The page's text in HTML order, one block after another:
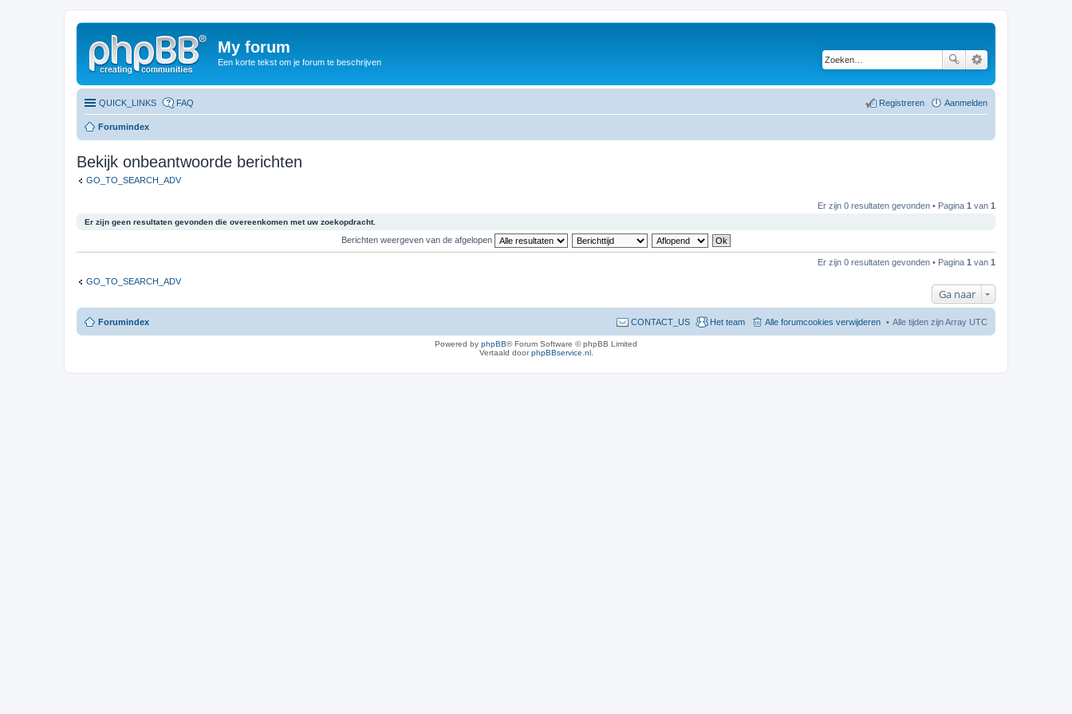
My forum
Een korte tekst om je forum te beschrijven
QUICK_LINKS FAQ Aanmelden
Registreren
Forumindex
Bekijk onbeantwoorde berichten
GO_TO_SEARCH_ADV
Er zijn 0 resultaten gevonden • Pagina 1 van 1
Er zijn geen resultaten gevonden die overeenkomen met uw zoekopdracht.
Berichten weergeven van de afgelopen
Er zijn 0 resultaten gevonden • Pagina 1 van 1
GO_TO_SEARCH_ADV
Ga naar
Forumindex Alle tijden zijn Array UTC
Alle forumcookies verwijderen
Het team
CONTACT_US
Powered by phpBB® Forum Software © phpBB Limited
Vertaald doorphpBBservice.nl.